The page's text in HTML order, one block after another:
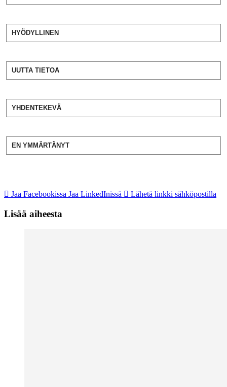
HYÖDYLLINEN
UUTTA TIETOA
YHDENTEKEVÄ
EN YMMÄRTÄNYT
Jaa Facebookissa Jaa LinkedInissä Lähetä linkki sähköpostilla
Lisää aiheesta